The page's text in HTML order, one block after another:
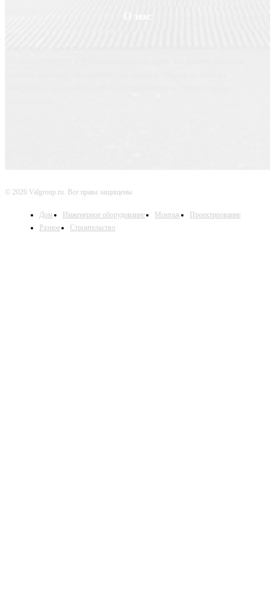
© 2026 Valgroup.ru. Все права защищены.
Дом Инженерное оборудование Монтаж
Проектирование
Разное
Строительство